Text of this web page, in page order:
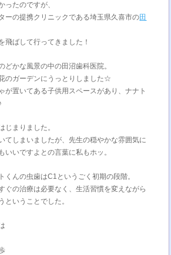
ったのですが、
ーの提携クリニックである埼玉県久喜市の田
飛ばして行ってきました！
どかな風景の中の田沼歯科医院。
のガーデンにうっとりしました☆
が置いてある子供用スペースがあり、ナナト
じまりました。
てしまいましたが、先生の穏やかな雰囲気に
いいですよとの言葉に私もホッ。
くんの虫歯はC1というごく初期の段階。
ぐの治療は必要なく、生活習慣を変えながら
ということでした。